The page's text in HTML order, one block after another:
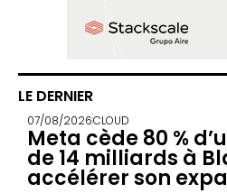
LE DERNIER
07/08/2026CLOUD
Meta cède 80 %
de 14 milliards à
accélérer son